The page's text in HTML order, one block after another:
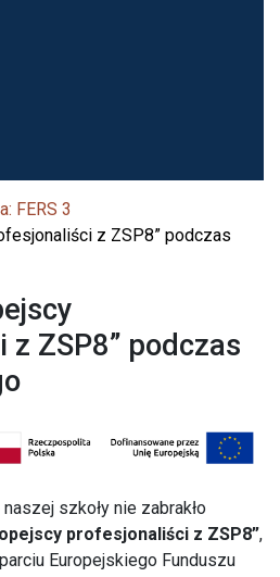
FERS 3
z ZSP8” podczas
ZSP8” podczas
szkoły nie zabrakło
profesjonaliści z ZSP8”,
Europejskiego Funduszu